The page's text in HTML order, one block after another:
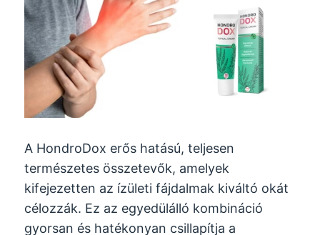
A HondroDox erős hatású, teljesen
természetes összetevők, amelyek
kifejezetten az ízületi fájdalmak kiváltó okát
célozzák. Ez az egyedülálló kombináció
gyorsan és hatékonyan csillapítja a